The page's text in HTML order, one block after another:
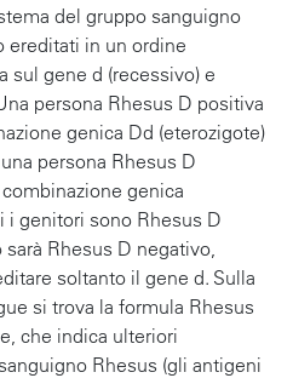
del gruppo sanguigno
ereditati in un ordine
sul gene d (recessivo) e
persona Rhesus D positiva
genica Dd (eterozigote)
persona Rhesus D
genica
i genitori sono Rhesus D
Rhesus D negativo,
soltanto il gene d. Sulla
si trova la formula Rhesus
che indica ulteriori
Rhesus (gli antigeni